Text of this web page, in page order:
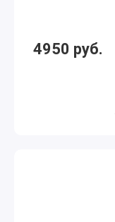
4950 руб.